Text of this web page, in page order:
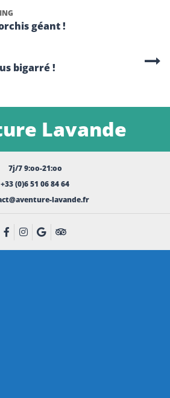
géant !
bigarré !
Lavande
7j/7 9:oo-21:oo
+33 (0)6 51 06 84 64
lavande.fr